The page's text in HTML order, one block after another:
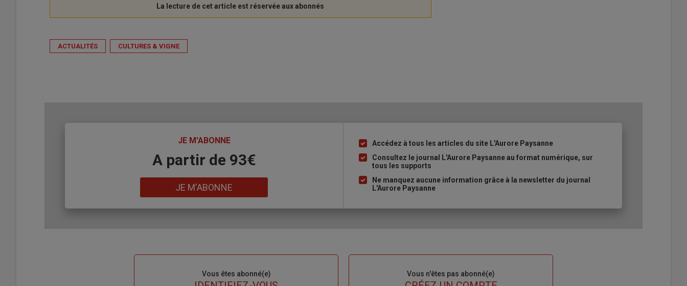
ACTUALITÉS CULTURES & VIGNE
JE M'ABONNE
A partir de 93€
JE M'ABONNE
Liste
à
puce
Accédez à tous les articles du site L'Aurore Paysanne
Consultez le journal L'Aurore Paysanne au format numérique, sur
tous les supports
Ne manquez aucune information grâce à la newsletter du journal
L'Aurore Paysanne
Vous êtes abonné(e) Vous n'êtes pas abonné(e)